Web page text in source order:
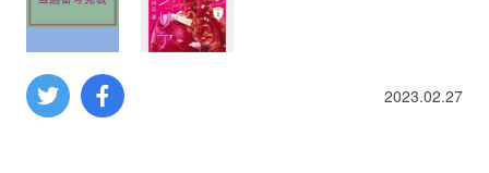
2023.02.27
ミリタリー
その他